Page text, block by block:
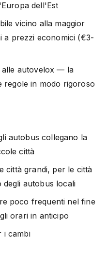
dell'Est
vicino alla maggior
a prezzi economici (€3-
alle autovelox — la
regole in modo rigoroso
autobus collegano la
città
città grandi, per le città
degli autobus locali
poco frequenti nel fine
orari in anticipo
i cambi